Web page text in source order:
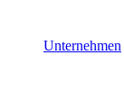
Unternehmen